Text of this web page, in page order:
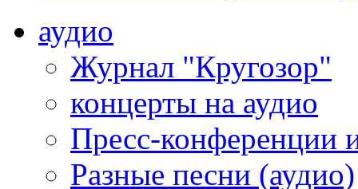
аудио
Журнал "Кругозор"
концерты на аудио
Пресс-конференции
Разные песни (аудио)